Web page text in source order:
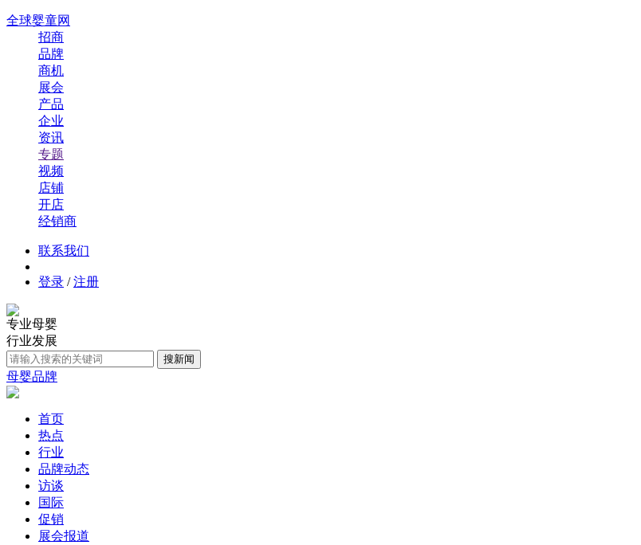
全球婴童网
招商
品牌
商机
展会
产品
企业
资讯
专题
视频
店铺
开店
经销商
联系我们
登录 /注册
专业母婴
行业发展
母婴品牌
首页
热点
行业
品牌动态
访谈
国际
促销
展会报道